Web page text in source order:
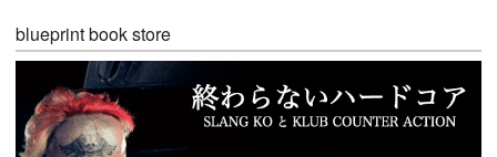
blueprint book store